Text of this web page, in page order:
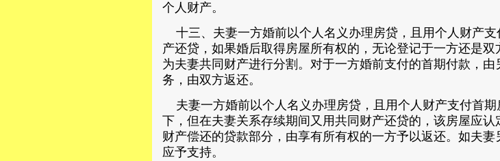
个人财产。
十三、夫妻一方婚前以个人名义办理房贷，且用个人财产
产还贷，如果婚后取得房屋所有权的，无论登记于一方还是
为夫妻共同财产进行分割。对于一方婚前支付的首期付款，
务，由双方返还。
夫妻一方婚前以个人名义办理房贷，且用个人财产支付首
下，但在夫妻关系存续期间又用共同财产还贷的，该房屋应
财产偿还的贷款部分，由享有所有权的一方予以返还。如夫
应予支持。